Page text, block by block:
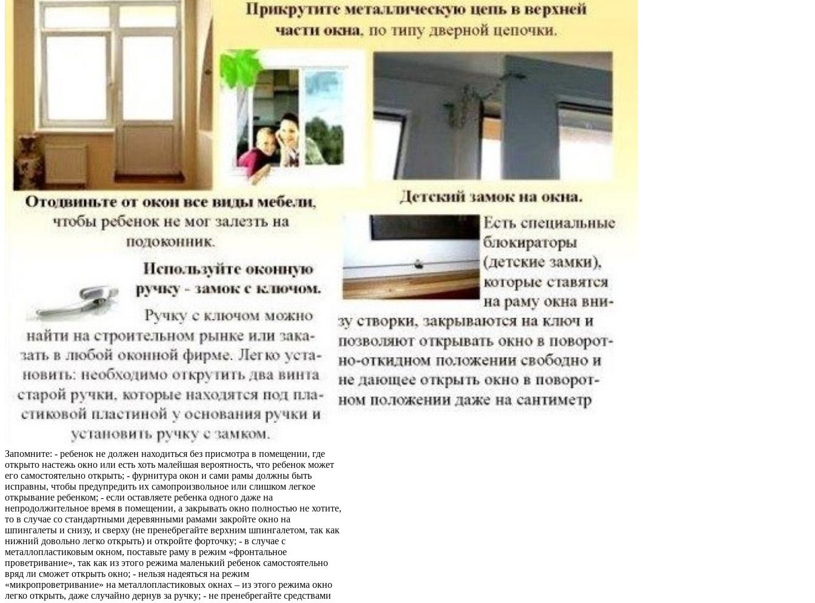
Запомните: - ребенок не должен находиться без присмотра в помещении, где
открыто настежь окно или есть хоть малейшая вероятность, что ребенок может
его самостоятельно открыть; - фурнитура окон и сами рамы должны быть
исправны, чтобы предупредить их самопроизвольное или слишком легкое
открывание ребенком; - если оставляете ребенка одного даже на
непродолжительное время в помещении, а закрывать окно полностью не хотите,
то в случае со стандартными деревянными рамами закройте окно на
шпингалеты и снизу, и сверху (не пренебрегайте верхним шпингалетом, так как
нижний довольно легко открыть) и откройте форточку; - в случае с
металлопластиковым окном, поставьте раму в режим «фронтальное
проветривание», так как из этого режима маленький ребенок самостоятельно
вряд ли сможет открыть окно; - нельзя надеяться на режим
«микропроветривание» на металлопластиковых окнах – из этого режима окно
легко открыть, даже случайно дернув за ручку; - не пренебрегайте средствами